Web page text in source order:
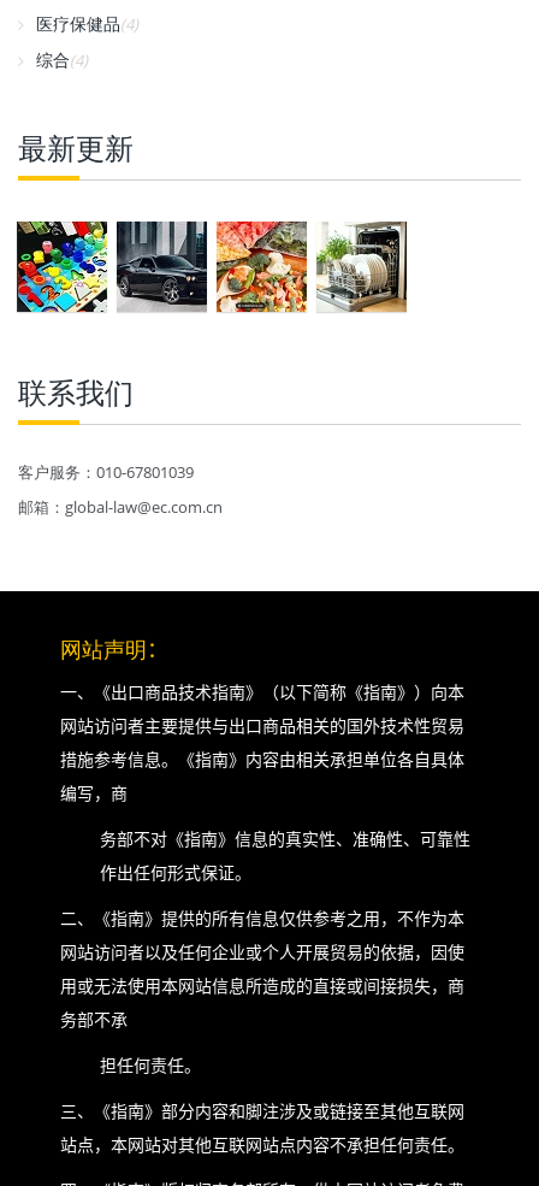
医疗保健品(4)
综合(4)
最新更新
联系我们
客户服务：010-67801039
邮箱：global-law@ec.com.cn
网站声明 ：
一、《出口商品技术指南》（以下简称《指南》）向本
网站访问者主要提供与出口商品相关的国外技术性贸易
措施参考信息。《指南》内容由相关承担单位各自具体
编写，商
务部不对《指南》信息的真实性、准确性、可靠性
作出任何形式保证。
二、《指南》提供的所有信息仅供参考之用，不作为本
网站访问者以及任何企业或个人开展贸易的依据，因使
用或无法使用本网站信息所造成的直接或间接损失，商
务部不承
担任何责任。
三、《指南》部分内容和脚注涉及或链接至其他互联网
站点，本网站对其他互联网站点内容不承担任何责任。